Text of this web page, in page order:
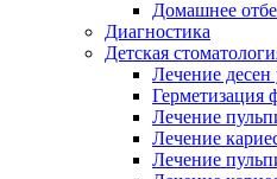
Домашнее
Диагностика
Детская
Лечение десен
Герметизация
Лечение
Лечение
Лечение